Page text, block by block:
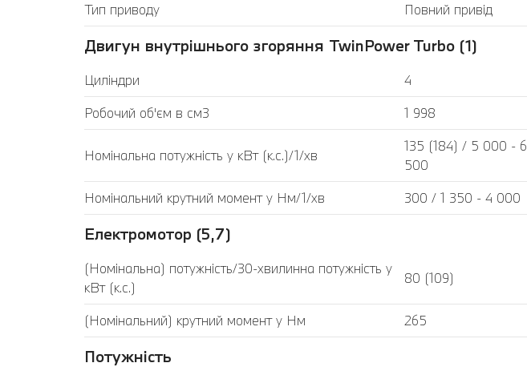
Тип приводу
Повний привід
Двигун внутрішнього згоряння TwinPower Turbo (1)
Циліндри
4
Робочий об'єм в см3
1 998
Номінальна потужність у кВт (к.с.)/1/хв
135 (184) / 5 000 - 6
500
Номінальний крутний момент у Нм/1/хв
300 / 1 350 - 4 000
Електромотор (5,7)
(Номінальна) потужність/30-хвилинна потужність у
кВт (к.с.)
80 (109)
(Номінальний) крутний момент у Нм 265
Потужність